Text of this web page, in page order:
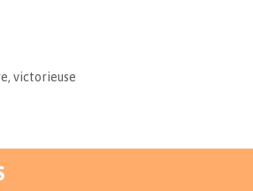
, victorieuse